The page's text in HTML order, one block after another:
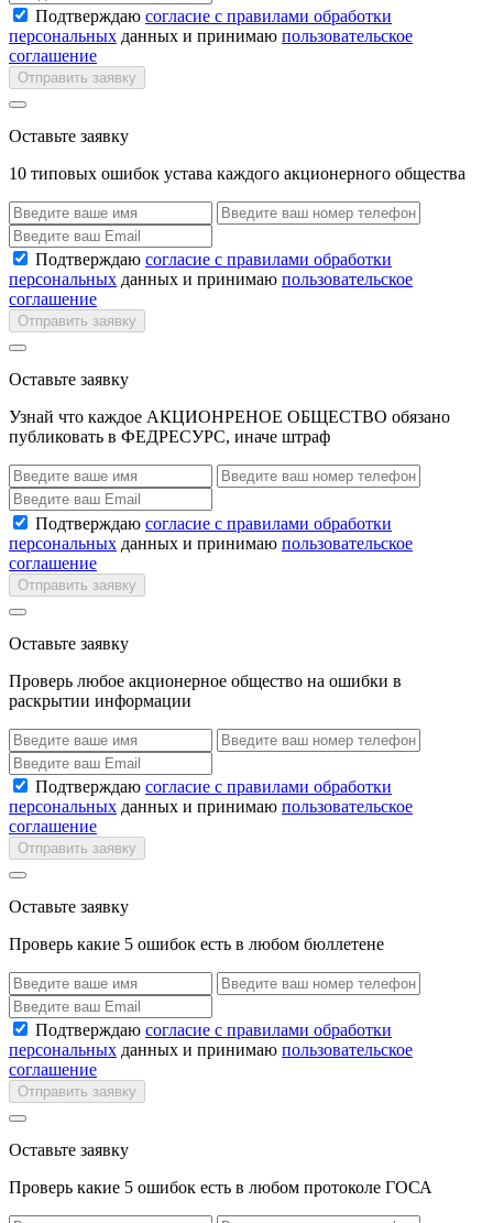
Подтверждаю согласие с правилами обработки
персональных данных и принимаю пользовательское
соглашение
Отправить заявку
Оставьте заявку
10 типовых ошибок устава каждого акционерного общества
Подтверждаю согласие с правилами обработки
персональных данных и принимаю пользовательское
соглашение
Отправить заявку
Оставьте заявку
Узнай что каждое АКЦИОНРЕНОЕ ОБЩЕСТВО обязано
публиковать в ФЕДРЕСУРС, иначе штраф
Подтверждаю согласие с правилами обработки
персональных данных и принимаю пользовательское
соглашение
Отправить заявку
Оставьте заявку
Проверь любое акционерное общество на ошибки в
раскрытии информации
Подтверждаю согласие с правилами обработки
персональных данных и принимаю пользовательское
соглашение
Отправить заявку
Оставьте заявку
Проверь какие 5 ошибок есть в любом бюллетене
Подтверждаю согласие с правилами обработки
персональных данных и принимаю пользовательское
соглашение
Отправить заявку
Оставьте заявку
Проверь какие 5 ошибок есть в любом протоколе ГОСА